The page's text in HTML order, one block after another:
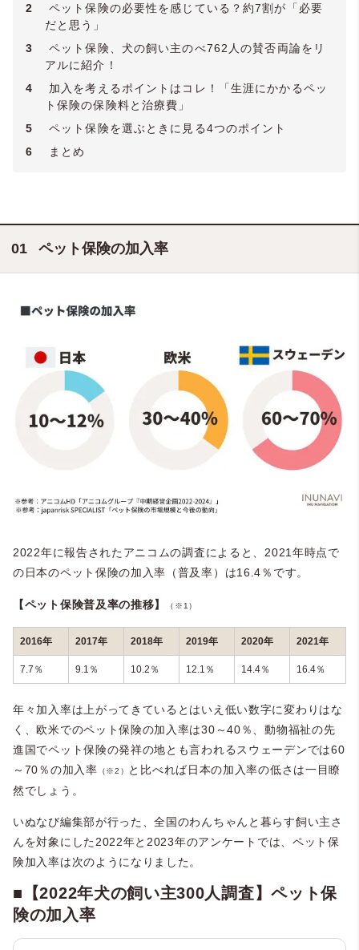
2
ペット保険の必要性を感じている？約7割が「必要
だと思う」
3
ペット保険、犬の飼い主のべ762人の賛否両論をリ
アルに紹介！
4
加入を考えるポイントはコレ！「生涯にかかるペッ
ト保険の保険料と治療費」
5
ペット保険を選ぶときに見る4つのポイント
6
まとめ
ペット保険の加入率
2022年に報告されたアニコムの調査によると、2021年時点で
の日本のペット保険の加入率（普及率）は16.4％ です。
【ペット保険普及率の推移】 （※1）
2016年 2017年 2018年 2019年 2020年 2021年
7.7％ 9.1％ 10.2％ 12.1％ 14.4％ 16.4％
年々加入率は上がってきているとはいえ低い数字に変わりはな
く、欧米でのペット保険の加入率は30～40％、動物福祉の先
進国でペット保険の発祥の地とも言われるスウェーデンでは60
～70％の加入率 （※2）
と比べれば日本の加入率の低さは一目瞭
然でしょう。
いぬなび編集部が行った、全国のわんちゃんと暮らす飼い主さ
んを対象にした2022年と2023年のアンケートでは、ペット保
険加入率は次のようになりました。
■【2022年犬の飼い主300人調査】ペット保
険の加入率